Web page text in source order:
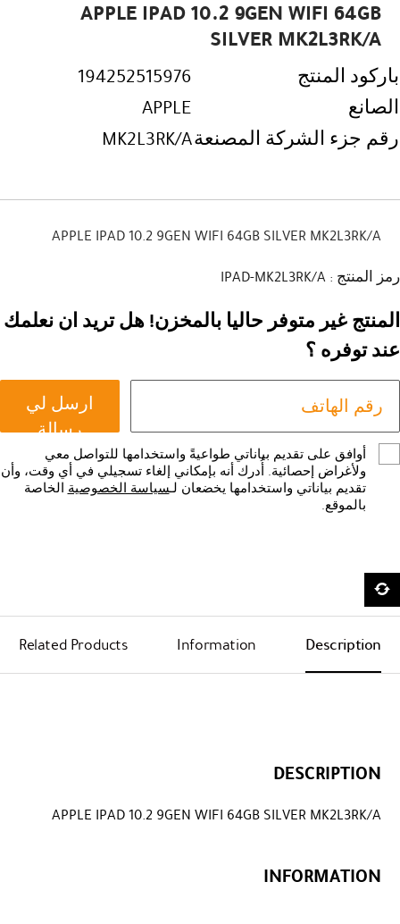
APPLE IPAD 10.2 9GEN WIFI 64GB
SILVER MK2L3RK/A
باركود المنتج
194252515976
الصانع
APPLE
رقم جزء الشركة المصنعةMK2L3RK/A
APPLE IPAD 10.2 9GEN WIFI 64GB SILVER MK2L3RK/A
رمز المنتج : IPAD-MK2L3RK/A
المنتج غير متوفر حاليا بالمخزن! هل تريد ان نعلمك
عند توفره ؟
ارسل لي
رسالة
أوافق على تقديم بياناتي طواعيةً واستخدامها للتواصل معي
ولأغراض إحصائية. أُدرك أنه بإمكاني إلغاء تسجيلي في أي وقت، وأن
تقديم بياناتي واستخدامها يخضعان لـسياسة الخصوصية الخاصة
بالموقع.
Description
Information
Related Products
DESCRIPTION
APPLE IPAD 10.2 9GEN WIFI 64GB SILVER MK2L3RK/A
INFORMATION